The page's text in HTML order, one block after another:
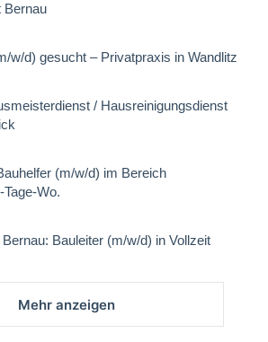
Bernau
w/d) gesucht – Privatpraxis in Wandlitz
/ Hausreinigungsdienst
(m/w/d) im Bereich
Wo.
Bauleiter (m/w/d) in Vollzeit
Mehr anzeigen